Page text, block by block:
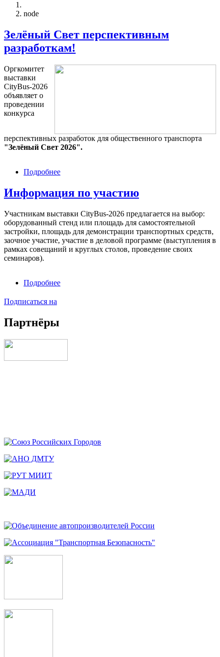
учётной
записи
Строка
навигации
node
Зелёный Свет перспективным
разработкам!
Оргкомитет
выставки
CityBus-2026
объявляет о
проведении
конкурса
перспективных разработок для общественного транспорта
"Зелёный Свет 2026".
Подробнее
Свет
перспективным
Информация по участию
Участникам выставки CityBus-2026 предлагается на выбор:
оборудованный стенд или площадь для самостоятельной
застройки, площадь для демонстрации транспортных средств,
заочное участие, участие в деловой программе (выступления в
рамках совещаний и круглых столов, проведение своих
семинаров).
Подробнее
Подписаться на
Партнёры